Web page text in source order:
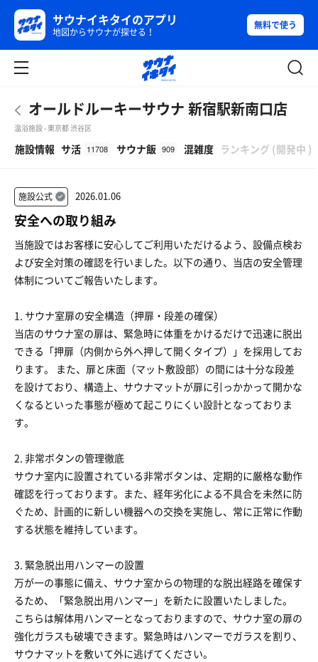
サウナイキタイのアプリ
地図からサウナが探せる！
無料で使う
オールドルーキーサウナ 新宿駅新南口店
温浴施設 - 東京都 渋谷区
施設情報 サ活 11708 サウナ飯 909 混雑度 ランキング (開発中 )
施設公式 2026.01.06
安全への取り組み
当施設ではお客様に安心してご利用いただけるよう、設備点検お
よび安全対策の確認を行いました。以下の通り、当店の安全管理
体制についてご報告いたします。
1. サウナ室扉の安全構造（押扉・段差の確保）
当店のサウナ室の扉は、緊急時に体重をかけるだけで迅速に脱出
できる「押扉（内側から外へ押して開くタイプ）」を採用してお
ります。 また、扉と床面（マット敷設部）の間には十分な段差
を設けており、構造上、サウナマットが扉に引っかかって開かな
くなるといった事態が極めて起こりにくい設計となっておりま
す。
2. 非常ボタンの管理徹底
サウナ室内に設置されている非常ボタンは、定期的に厳格な動作
確認を行っております。また、経年劣化による不具合を未然に防
ぐため、計画的に新しい機器への交換を実施し、常に正常に作動
する状態を維持しています。
3. 緊急脱出用ハンマーの設置
万が一の事態に備え、サウナ室からの物理的な脱出経路を確保す
るため、「緊急脱出用ハンマー」を新たに設置いたしました。
こちらは解体用ハンマーとなっておりますので、サウナ室の扉の
強化ガラスも破壊できます。緊急時はハンマーでガラスを割り、
サウナマットを敷いて外に逃げてください。